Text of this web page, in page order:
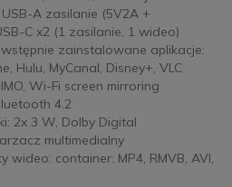
USB-A zasilanie (5V2A +
C x2 (1 zasilanie, 1 wideo)
zainstalowane aplikacje:
Hulu, MyCanal, Disney+, VLC
Wi-Fi screen mirroring
4.2
2x 3 W, Dolby Digital
multimedialny
wideo: container: MP4, RMVB, AVI,